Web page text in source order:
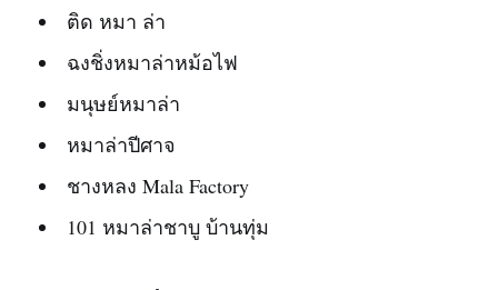
ติด หมา ล่า
ฉงชิ่งหมาล่าหม้อไฟ
มนุษย์หมาล่า
หมาล่าปีศาจ
ชางหลง Mala Factory
101 หมาล่าชาบู บ้านทุ่ม